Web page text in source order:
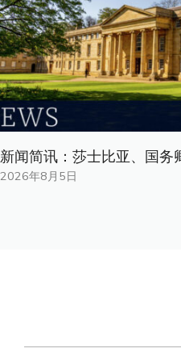
新闻简讯：莎士比亚、国务
2026年8月5日